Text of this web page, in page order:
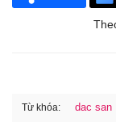
Từ khóa: dac san